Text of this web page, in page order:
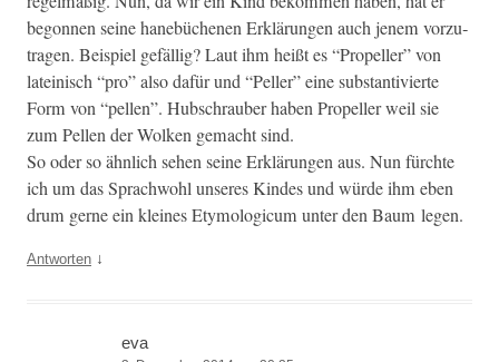
begonnen seine hanebüch­enen Erk­lärun­gen auch jen­em vorzu­
tra­gen. Beispiel gefäl­lig? Laut ihm heißt es “Pro­peller” von
lateinisch “pro” also dafür und “Peller” eine sub­stan­tivierte
Form von “pellen”. Hub­schrauber haben Pro­peller weil sie
zum Pellen der Wolken gemacht sind.
So oder so ähn­lich sehen seine Erk­lärun­gen aus. Nun fürchte
ich um das Sprach­wohl unseres Kindes und würde ihm eben
drum gerne ein kleines Ety­mo­log­icum unter den Baum legen.
Antworten ↓
eva